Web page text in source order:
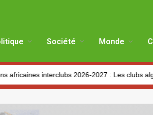
Société Monde
2026-2027 : Les clubs algériens